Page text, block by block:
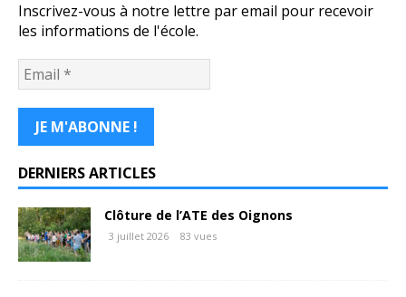
Inscrivez-vous à notre lettre par email pour recevoir
les informations de l'école.
DERNIERS ARTICLES
Clôture de l’ATE des Oignons
3 juillet 2026 83 vues